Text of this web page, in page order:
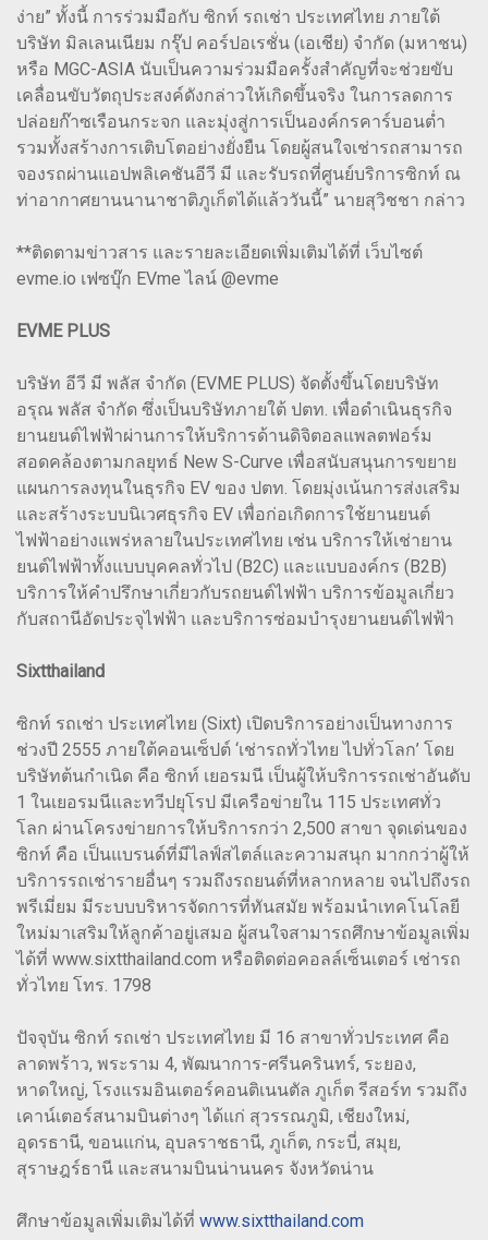
ง่าย” ทั้งนี้ การร่วมมือกับ ซิกท์ รถเช่า ประเทศไทย ภายใต้
บริษัท มิลเลนเนียม กรุ๊ป คอร์ปอเรชั่น (เอเชีย) จำกัด (มหาชน)
หรือ MGC-ASIA นับเป็นความร่วมมือครั้งสำคัญที่จะช่วยขับ
เคลื่อนขับวัตถุประสงค์ดังกล่าวให้เกิดขึ้นจริง ในการลดการ
ปล่อยก๊าซเรือนกระจก และมุ่งสู่การเป็นองค์กรคาร์บอนต่ำ
รวมทั้งสร้างการเติบโตอย่างยั่งยืน โดยผู้สนใจเช่ารถสามารถ
จองรถผ่านแอปพลิเคชันอีวี มี และรับรถที่ศูนย์บริการซิกท์ ณ
ท่าอากาศยานนานาชาติภูเก็ตได้แล้ววันนี้” นายสุวิชชา กล่าว
**ติดตามข่าวสาร และรายละเอียดเพิ่มเติมได้ที่ เว็บไซต์
evme.io เฟซบุ๊ก EVme ไลน์ @evme
EVME PLUS
บริษัท อีวี มี พลัส จำกัด (EVME PLUS) จัดตั้งขึ้นโดยบริษัท
อรุณ พลัส จำกัด ซึ่งเป็นบริษัทภายใต้ ปตท. เพื่อดำเนินธุรกิจ
ยานยนต์ไฟฟ้าผ่านการให้บริการด้านดิจิตอลแพลตฟอร์ม
สอดคล้องตามกลยุทธ์ New S-Curve เพื่อสนับสนุนการขยาย
แผนการลงทุนในธุรกิจ EV ของ ปตท. โดยมุ่งเน้นการส่งเสริม
และสร้างระบบนิเวศธุรกิจ EV เพื่อก่อเกิดการใช้ยานยนต์
ไฟฟ้าอย่างแพร่หลายในประเทศไทย เช่น บริการให้เช่ายาน
ยนต์ไฟฟ้าทั้งแบบบุคคลทั่วไป (B2C) และแบบองค์กร (B2B)
บริการให้คำปรึกษาเกี่ยวกับรถยนต์ไฟฟ้า บริการข้อมูลเกี่ยว
กับสถานีอัดประจุไฟฟ้า และบริการซ่อมบำรุงยานยนต์ไฟฟ้า
Sixtthailand
ซิกท์ รถเช่า ประเทศไทย (Sixt) เปิดบริการอย่างเป็นทางการ
ช่วงปี 2555 ภายใต้คอนเซ็ปต์ ‘เช่ารถทั่วไทย ไปทั่วโลก’ โดย
บริษัทต้นกำเนิด คือ ซิกท์ เยอรมนี เป็นผู้ให้บริการรถเช่าอันดับ
1 ในเยอรมนีและทวีปยุโรป มีเครือข่ายใน 115 ประเทศทั่ว
โลก ผ่านโครงข่ายการให้บริการกว่า 2,500 สาขา จุดเด่นของ
ซิกท์ คือ เป็นแบรนด์ที่มีไลฟ์สไตล์และความสนุก มากกว่าผู้ให้
บริการรถเช่ารายอื่นๆ รวมถึงรถยนต์ที่หลากหลาย จนไปถึงรถ
พรีเมี่ยม มีระบบบริหารจัดการที่ทันสมัย พร้อมนำเทคโนโลยี
ใหม่มาเสริมให้ลูกค้าอยู่เสมอ ผู้สนใจสามารถศึกษาข้อมูลเพิ่ม
ได้ที่ www.sixtthailand.com หรือติดต่อคอลล์เซ็นเตอร์ เช่ารถ
ทั่วไทย โทร. 1798
ปัจจุบัน ซิกท์ รถเช่า ประเทศไทย มี 16 สาขาทั่วประเทศ คือ
ลาดพร้าว, พระราม 4, พัฒนาการ-ศรีนครินทร์, ระยอง,
หาดใหญ่, โรงแรมอินเตอร์คอนติเนนตัล ภูเก็ต รีสอร์ท รวมถึง
เคาน์เตอร์สนามบินต่างๆ ได้แก่ สุวรรณภูมิ, เชียงใหม่,
อุดรธานี, ขอนแก่น, อุบลราชธานี, ภูเก็ต, กระบี่, สมุย,
สุราษฎร์ธานี และสนามบินน่านนคร จังหวัดน่าน
ศึกษาข้อมูลเพิ่มเติมได้ที่ www.sixtthailand.com